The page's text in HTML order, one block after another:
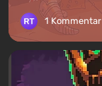
1 Kommentar